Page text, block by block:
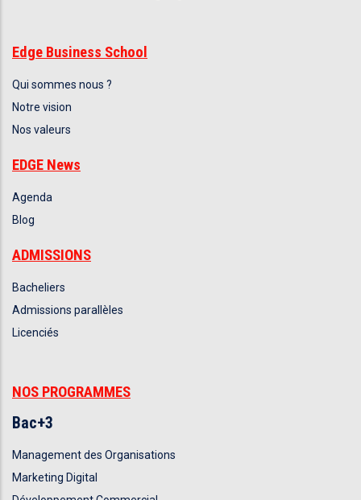
Edge Business School
Qui sommes nous ?
Notre vision
Nos valeurs
EDGE News
Agenda
Blog
ADMISSIONS
Bacheliers
Admissions parallèles
Licenciés
NOS PROGRAMMES
Bac+3
Management des Organisations
Marketing Digital